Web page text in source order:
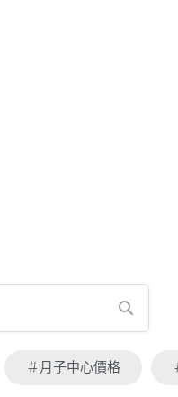
＃月子中心價格